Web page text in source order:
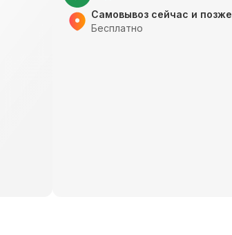
Самовывоз сейчас и позже
Бесплатно